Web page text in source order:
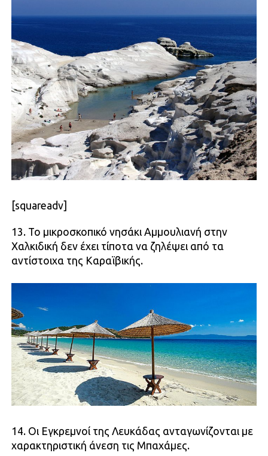
[squareadv]
13. Το μικροσκοπικό νησάκι Αμμουλιανή στην
Χαλκιδική δεν έχει τίποτα να ζηλέψει από τα
αντίστοιχα της Καραϊβικής.
14. Οι Εγκρεμνοί της Λευκάδας ανταγωνίζονται με
χαρακτηριστική άνεση τις Μπαχάμες.